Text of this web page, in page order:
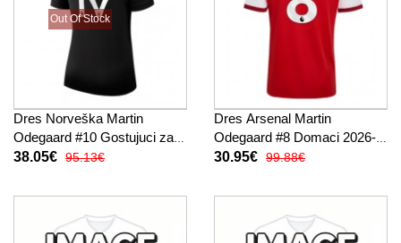
Out Of Stock
Dres Norveška Martin
Odegaard #10 Gostujuci za
Žensko SP 2026 Kratak
38.05€ 95.13€
Dres Arsenal Martin
Odegaard #8 Domaci 2026-
27 Kratak Rukav
30.95€ 99.88€